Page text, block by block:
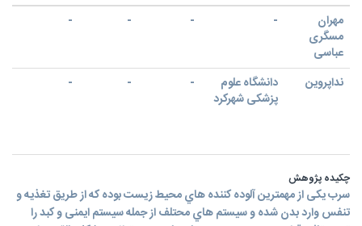
مهران
مسگری
عباسی
-
-
-
-
نداپروین
دانشگاه علوم
پزشکی شهرکرد
-
-
-
چکیده پژوهش
سرب یکی از مهمترین آلوده کننده هاي محیط زیست بوده که از طریق تغذیه و
تنفس وارد بدن شده و سیستم هاي محتلف از جمله سیستم ایمنی و کبد را